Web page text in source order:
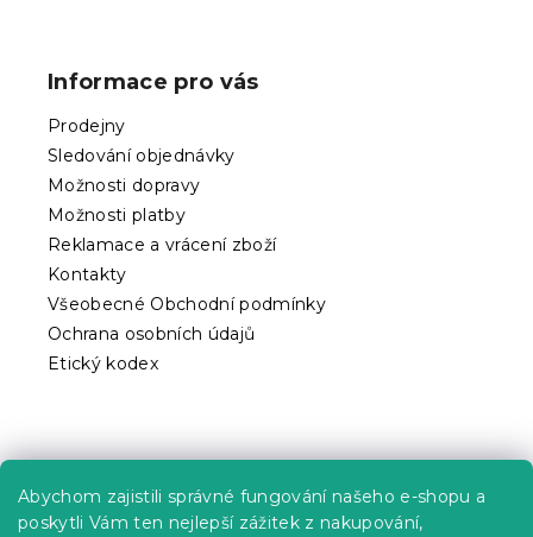
Abychom zajistili správné fungování našeho e-shopu a
poskytli Vám ten nejlepší zážitek z nakupování,
Informace pro vás
Prodejny
Sledování objednávky
Možnosti dopravy
Možnosti platby
Reklamace a vrácení zboží
Kontakty
Všeobecné Obchodní podmínky
Ochrana osobních údajů
Etický kodex
Kariéra